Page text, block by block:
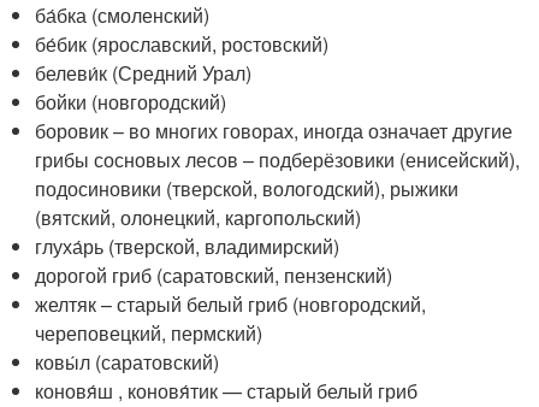
ба́бка (смоленский)
бе́бик (ярославский, ростовский)
белеви́к (Средний Урал)
бойки (новгородский)
боровик – во многих говорах, иногда означает другие
грибы сосновых лесов – подберёзовики (енисейский),
подосиновики (тверской, вологодский), рыжики
(вятский, олонецкий, каргопольский)
глуха́рь (тверской, владимирский)
дорогой гриб (саратовский, пензенский)
желтяк – старый белый гриб (новгородский,
череповецкий, пермский)
ковы́л (саратовский)
коновя́ш , коновя́тик — старый белый гриб